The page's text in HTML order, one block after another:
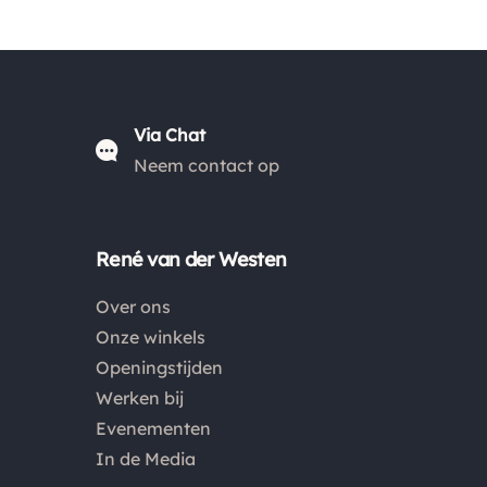
Kies je voor afhalen bij een pakketpunt maar wordt
dagen. De retourkosten bedragen € 6.75 en zijn voor
eigen rekening. Kies bij het retourneren altijd voor
"alleen huisadres", pakketten die bij een pakketpunt
worden geleverd halen wij niet af.
Via Chat
Neem contact op
René van der Westen
Over ons
Onze winkels
Openingstijden
Werken bij
Evenementen
In de Media